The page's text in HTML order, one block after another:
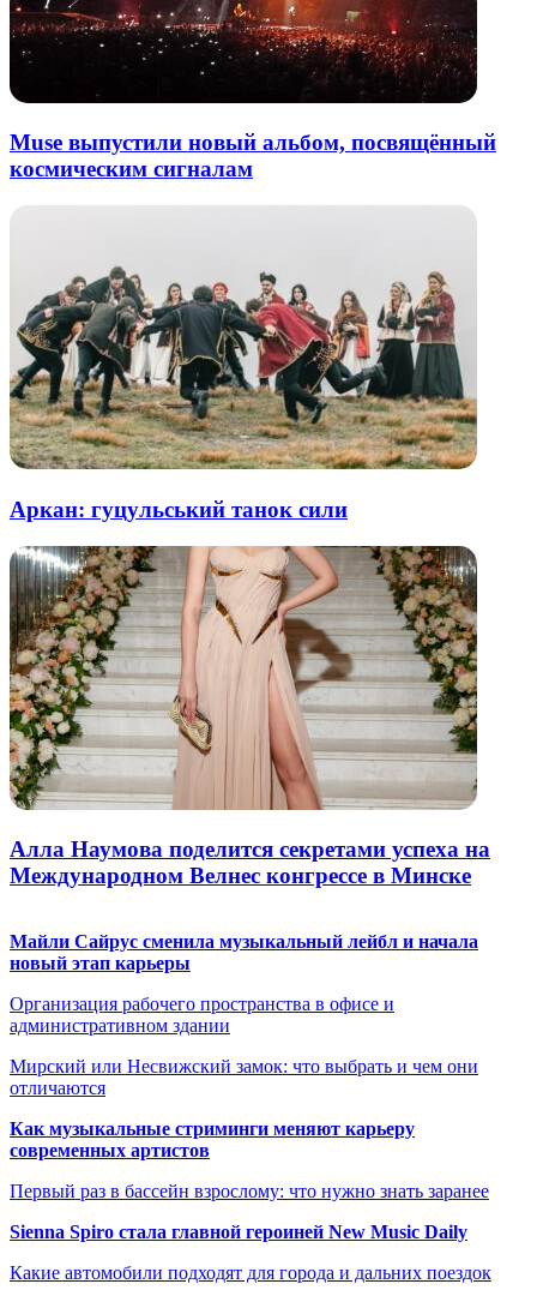
Muse выпустили новый альбом, посвящённый
космическим сигналам
Аркан: гуцульський танок сили
Алла Наумова поделится секретами успеха на
Международном Велнес конгрессе в Минске
Майли Сайрус сменила музыкальный лейбл и начала
новый этап карьеры
Организация рабочего пространства в офисе и
административном здании
Мирский или Несвижский замок: что выбрать и чем они
отличаются
Как музыкальные стриминги меняют карьеру
современных артистов
Первый раз в бассейн взрослому: что нужно знать заранее
Sienna Spiro стала главной героиней New Music Daily
Какие автомобили подходят для города и дальних поездок